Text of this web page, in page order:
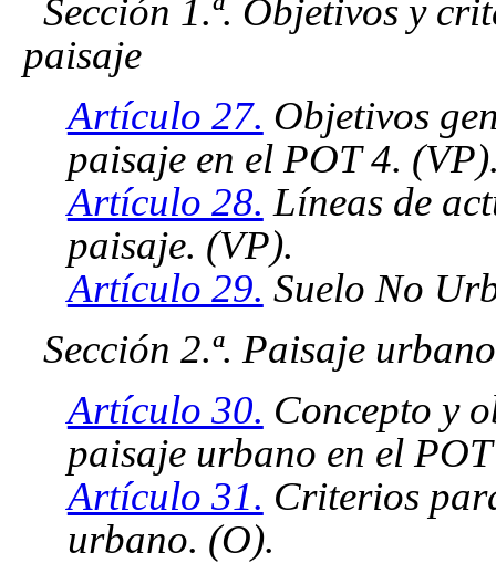
Sección 1.ª. Objetivos y
paisaje
Artículo 27. Objetivos
paisaje en el POT 4.
Artículo 28. Líneas de
paisaje. (VP).
Artículo 29. Suelo No
Sección 2.ª. Paisaje urbano
Artículo 30. Concepto y
paisaje urbano en el
Artículo 31. Criterios
urbano. (O).